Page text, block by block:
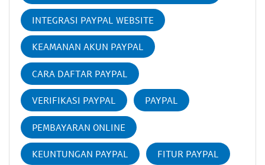
INTEGRASI PAYPAL WEBSITE
KEAMANAN AKUN PAYPAL
CARA DAFTAR PAYPAL
VERIFIKASI PAYPAL PAYPAL
PEMBAYARAN ONLINE
KEUNTUNGAN PAYPAL FITUR PAYPAL